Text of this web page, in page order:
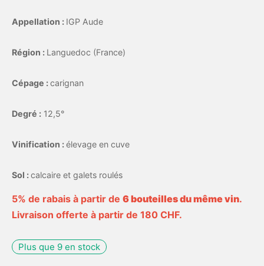
Appellation : IGP Aude
Région : Languedoc (France)
Cépage :carignan
Degré : 12,5°
Vinification :élevage en cuve
Sol :calcaire et galets roulés
5% de rabais à partir de 6 bouteilles du même vin.
Livraison offerte à partir de 180 CHF.
Plus que 9 en stock